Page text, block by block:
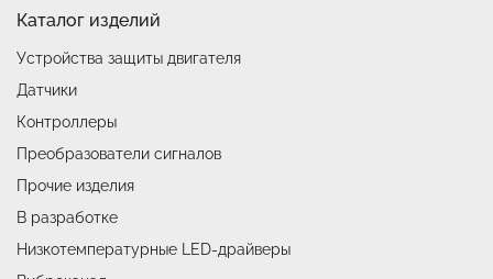
Каталог изделий
Устройства защиты двигателя
Датчики
Контроллеры
Преобразователи сигналов
Прочие изделия
В разработке
Низкотемпературные LED-драйверы